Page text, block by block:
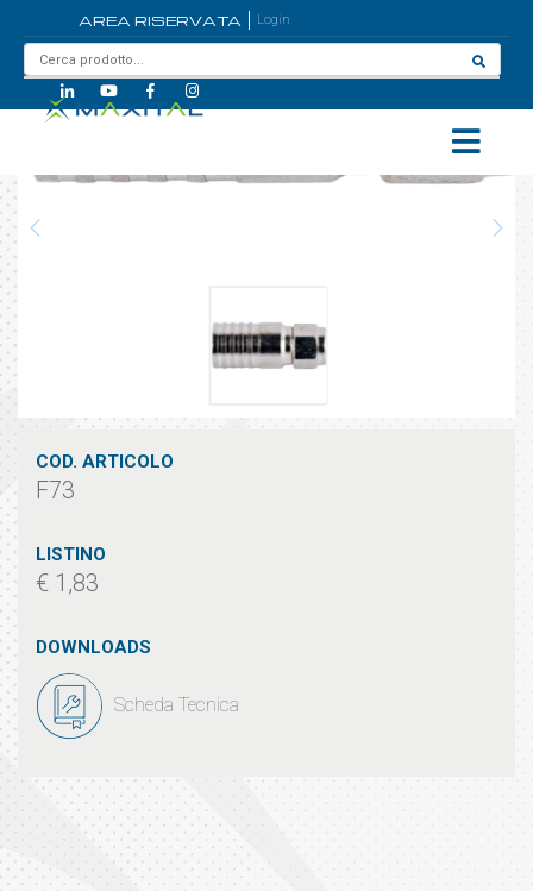
AREA RISERVATA Login
Home / F73
COD. ARTICOLO
F73
LISTINO
€ 1,83
DOWNLOADS
Scheda Tecnica